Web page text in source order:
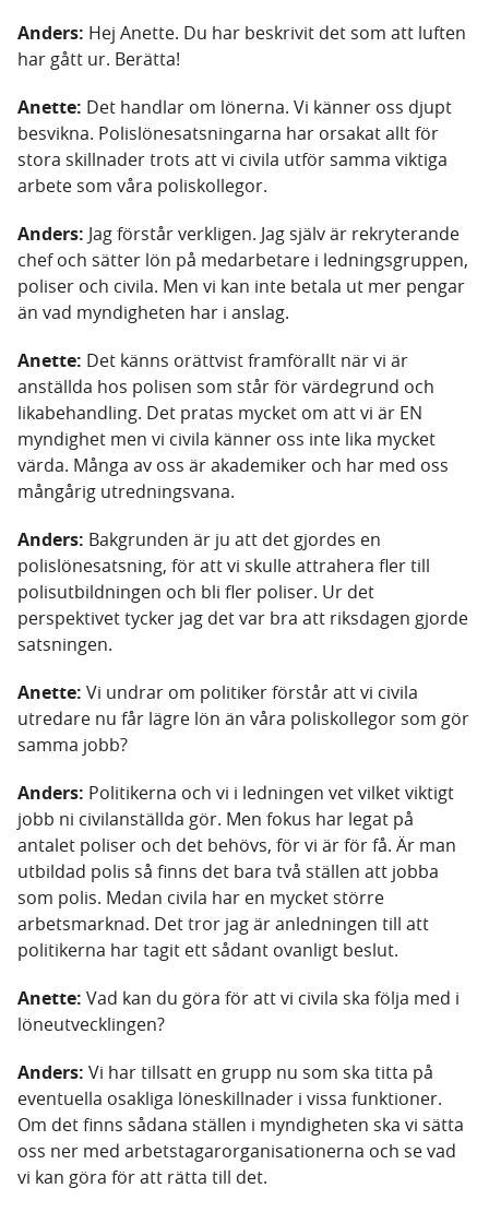
Anders: Hej Anette. Du har beskrivit det som att luften
har gått ur. Berätta!
Anette: Det handlar om lönerna. Vi känner oss djupt
besvikna. Polislönesatsningarna har orsakat allt för
stora skillnader trots att vi civila utför samma viktiga
arbete som våra poliskollegor.
Anders: Jag förstår verkligen. Jag själv är rekryterande
chef och sätter lön på medarbetare i ledningsgruppen,
poliser och civila. Men vi kan inte betala ut mer pengar
än vad myndigheten har i anslag.
Anette: Det känns orättvist framförallt när vi är
anställda hos polisen som står för värdegrund och
likabehandling. Det pratas mycket om att vi är EN
myndighet men vi civila känner oss inte lika mycket
värda. Många av oss är akademiker och har med oss
mångårig utredningsvana.
Anders: Bakgrunden är ju att det gjordes en
polislönesatsning, för att vi skulle attrahera fler till
polisutbildningen och bli fler poliser. Ur det
perspektivet tycker jag det var bra att riksdagen gjorde
satsningen.
Anette: Vi undrar om politiker förstår att vi civila
utredare nu får lägre lön än våra poliskollegor som gör
samma jobb?
Anders: Politikerna och vi i ledningen vet vilket viktigt
jobb ni civilanställda gör. Men fokus har legat på
antalet poliser och det behövs, för vi är för få. Är man
utbildad polis så finns det bara två ställen att jobba
som polis. Medan civila har en mycket större
arbetsmarknad. Det tror jag är anledningen till att
politikerna har tagit ett sådant ovanligt beslut.
Anette: Vad kan du göra för att vi civila ska följa med i
löneutvecklingen?
Anders: Vi har tillsatt en grupp nu som ska titta på
eventuella osakliga löneskillnader i vissa funktioner.
Om det finns sådana ställen i myndigheten ska vi sätta
oss ner med arbetstagarorganisationerna och se vad
vi kan göra för att rätta till det.